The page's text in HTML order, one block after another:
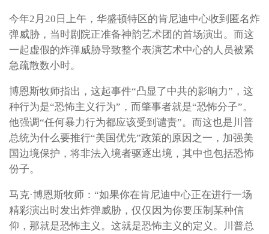
今年2月20日上午，华盛顿特区的肯尼迪中心收到匿名炸
弹威胁，当时剧院正准备神韵艺术团的首场演出。而这
一起虚假的炸弹威胁导致整个表演艺术中心的人员被紧
急疏散数小时。
博恩斯牧师指出，这起事件“凸显了中共的影响力”，这
种行为是“恐怖主义行为”，而肇事者就是“恐怖分子”。
他强调“任何暴力行为都应该受到谴责”。而这也是川普
总统为什么要推行“美国优先”政策的原因之一，加强美
国边境保护，将非法入境者驱逐出境，其中也包括恐怖
份子。
马克·博恩斯牧师：“如果你在肯尼迪中心正在进行一场
精彩演出时发出炸弹威胁，仅仅因为你要压制某种信
仰，那就是恐怖主义。这就是恐怖主义的定义。川普总